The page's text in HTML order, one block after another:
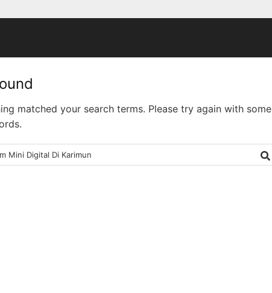
matched your search terms. Please try again with some